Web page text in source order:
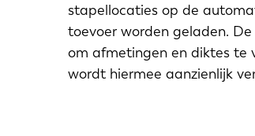
stapellocaties op de
toevoer worden geladen.
om afmetingen en diktes te
wordt hiermee aanzienlijk